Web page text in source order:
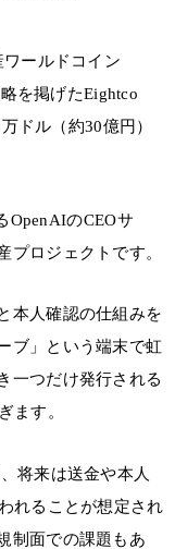
ールドコイン
を掲げたEightco
ドル（約30億円）
OpenAIのCEOサ
プロジェクトです。
本人確認の仕組みを
ブ」という端末で虹
一つだけ発行される
ます。
将来は送金や本人
れることが想定され
制面での課題もあ